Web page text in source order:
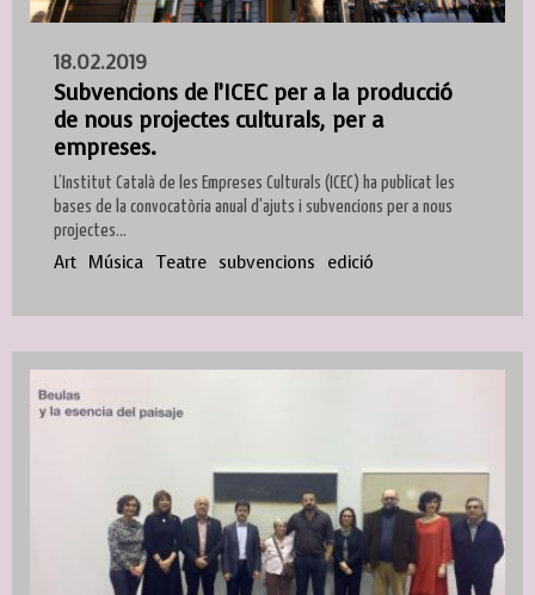
18.02.2019
Subvencions de l’ICEC per a la producció
de nous projectes culturals, per a
empreses.
L’Institut Català de les Empreses Culturals (ICEC) ha publicat les
bases de la convocatòria anual d'ajuts i subvencions per a nous
projectes...
Art Música Teatre subvencions edició